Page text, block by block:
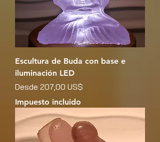
Escultura de Buda con base e
iluminación LED
Desde 207,00 US$
Precio de oferta
Impuesto incluido